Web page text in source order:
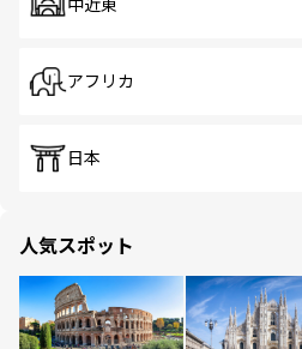
中近東
アフリカ
日本
人気スポット